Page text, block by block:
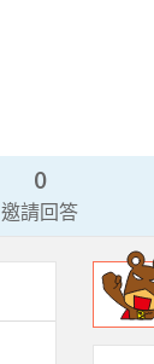
0
邀請回答